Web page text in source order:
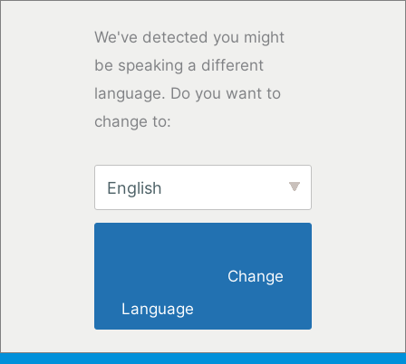
We've detected you might
be speaking a different
language. Do you want to
change to:
English
Language